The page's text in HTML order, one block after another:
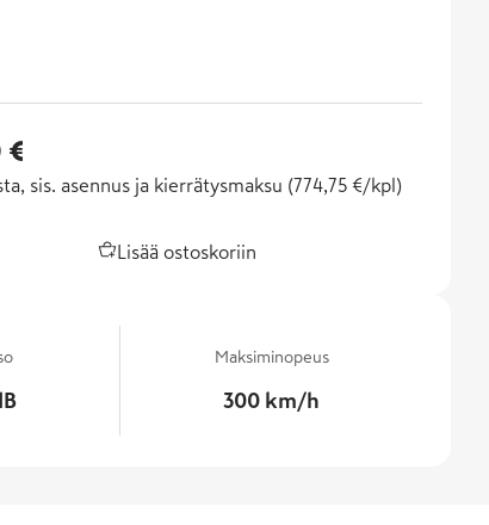
€
sis. asennus ja kierrätysmaksu (774,75 €/kpl )
Lisää ostoskoriin
Maksiminopeus
300 km/h